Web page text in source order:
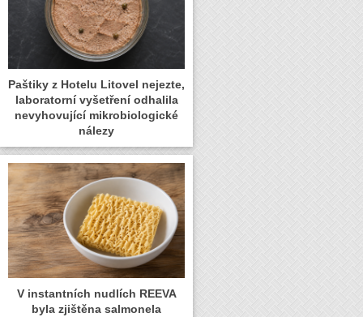
Paštiky z Hotelu Litovel nejezte,
laboratorní vyšetření odhalila
nevyhovující mikrobiologické
nálezy
V instantních nudlích REEVA
byla zjištěna salmonela